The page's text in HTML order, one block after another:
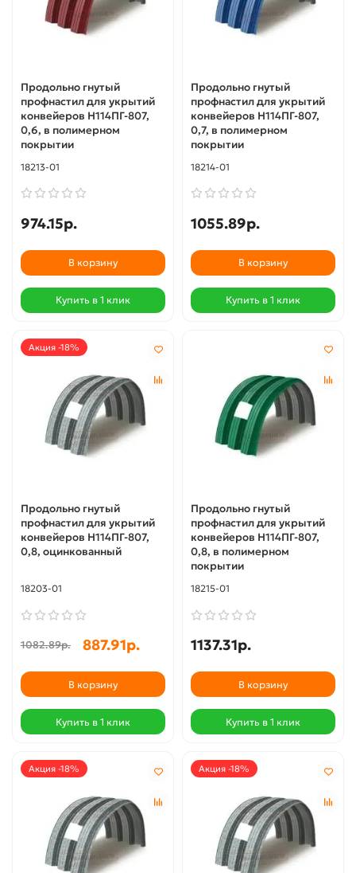
Продольно гнутый
профнастил для укрытий
конвейеров Н114ПГ-807,
0,6, в полимерном
покрытии
18213-01
974.15р.
В корзину
Купить в 1 клик
Продольно гнутый
профнастил для укрытий
конвейеров Н114ПГ-807,
0,7, в полимерном
покрытии
18214-01
1055.89р.
В корзину
Купить в 1 клик
Акция -18%
Продольно гнутый
профнастил для укрытий
конвейеров Н114ПГ-807,
0,8, оцинкованный
18203-01
1082.89р. 887.91р.
В корзину
Купить в 1 клик
Продольно гнутый
профнастил для укрытий
конвейеров Н114ПГ-807,
0,8, в полимерном
покрытии
18215-01
1137.31р.
В корзину
Купить в 1 клик
Акция -18% Акция -18%